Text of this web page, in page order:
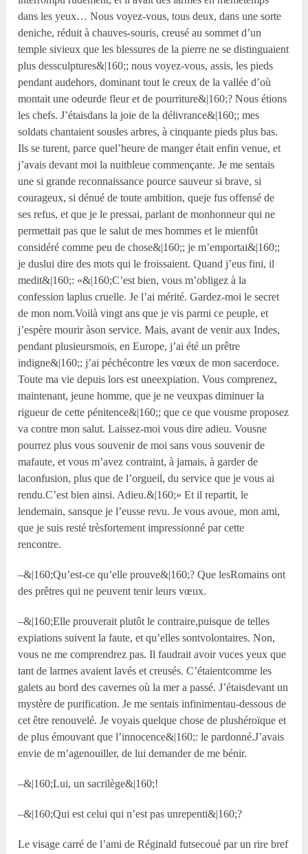
dans les yeux… Nous voyez-vous, tous deux, dans une sorte
deniche, réduit à chauves-souris, creusé au sommet d’un
temple sivieux que les blessures de la pierre ne se distinguaient
plus dessculptures&|160;; nous voyez-vous, assis, les pieds
pendant audehors, dominant tout le creux de la vallée d’où
montait une odeurde fleur et de pourriture&|160;? Nous étions
les chefs. J’étaisdans la joie de la délivrance&|160;; mes
soldats chantaient sousles arbres, à cinquante pieds plus bas.
Ils se turent, parce quel’heure de manger était enfin venue, et
j’avais devant moi la nuitbleue commençante. Je me sentais
une si grande reconnaissance pource sauveur si brave, si
courageux, si dénué de toute ambition, queje fus offensé de
ses refus, et que je le pressai, parlant de monhonneur qui ne
permettait pas que le salut de mes hommes et le mienfût
considéré comme peu de chose&|160;; je m’emportai&|160;;
je duslui dire des mots qui le froissaient. Quand j’eus fini, il
medit&|160;: «&|160;C’est bien, vous m’obligez à la
confession laplus cruelle. Je l’ai mérité. Gardez-moi le secret
de mon nom.Voilà vingt ans que je vis parmi ce peuple, et
j’espère mourir àson service. Mais, avant de venir aux Indes,
pendant plusieursmois, en Europe, j’ai été un prêtre
indigne&|160;; j’ai péchécontre les vœux de mon sacerdoce.
Toute ma vie depuis lors est uneexpiation. Vous comprenez,
maintenant, jeune homme, que je ne veuxpas diminuer la
rigueur de cette pénitence&|160;; que ce que vousme proposez
va contre mon salut. Laissez-moi vous dire adieu. Vousne
pourrez plus vous souvenir de moi sans vous souvenir de
mafaute, et vous m’avez contraint, à jamais, à garder de
laconfusion, plus que de l’orgueil, du service que je vous ai
rendu.C’est bien ainsi. Adieu.&|160;» Et il repartit, le
lendemain, sansque je l’eusse revu. Je vous avoue, mon ami,
que je suis resté trèsfortement impressionné par cette
rencontre.
–&|160;Qu’est-ce qu’elle prouve&|160;? Que lesRomains ont
des prêtres qui ne peuvent tenir leurs vœux.
–&|160;Elle prouverait plutôt le contraire,puisque de telles
expiations suivent la faute, et qu’elles sontvolontaires. Non,
vous ne me comprendrez pas. Il faudrait avoir vuces yeux que
tant de larmes avaient lavés et creusés. C’étaientcomme les
galets au bord des cavernes où la mer a passé. J’étaisdevant un
mystère de purification. Je me sentais infinimentau-dessous de
cet être renouvelé. Je voyais quelque chose de plushéroïque et
de plus émouvant que l’innocence&|160;: le pardonné.J’avais
envie de m’agenouiller, de lui demander de me bénir.
–&|160;Lui, un sacrilège&|160;!
–&|160;Qui est celui qui n’est pas unrepenti&|160;?
Le visage carré de l’ami de Réginald futsecoué par un rire bref